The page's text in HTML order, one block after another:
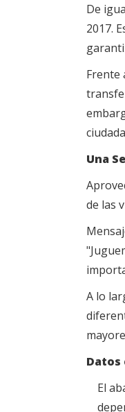
De
2017.
Frente
Una
de las
A lo
Datos
El